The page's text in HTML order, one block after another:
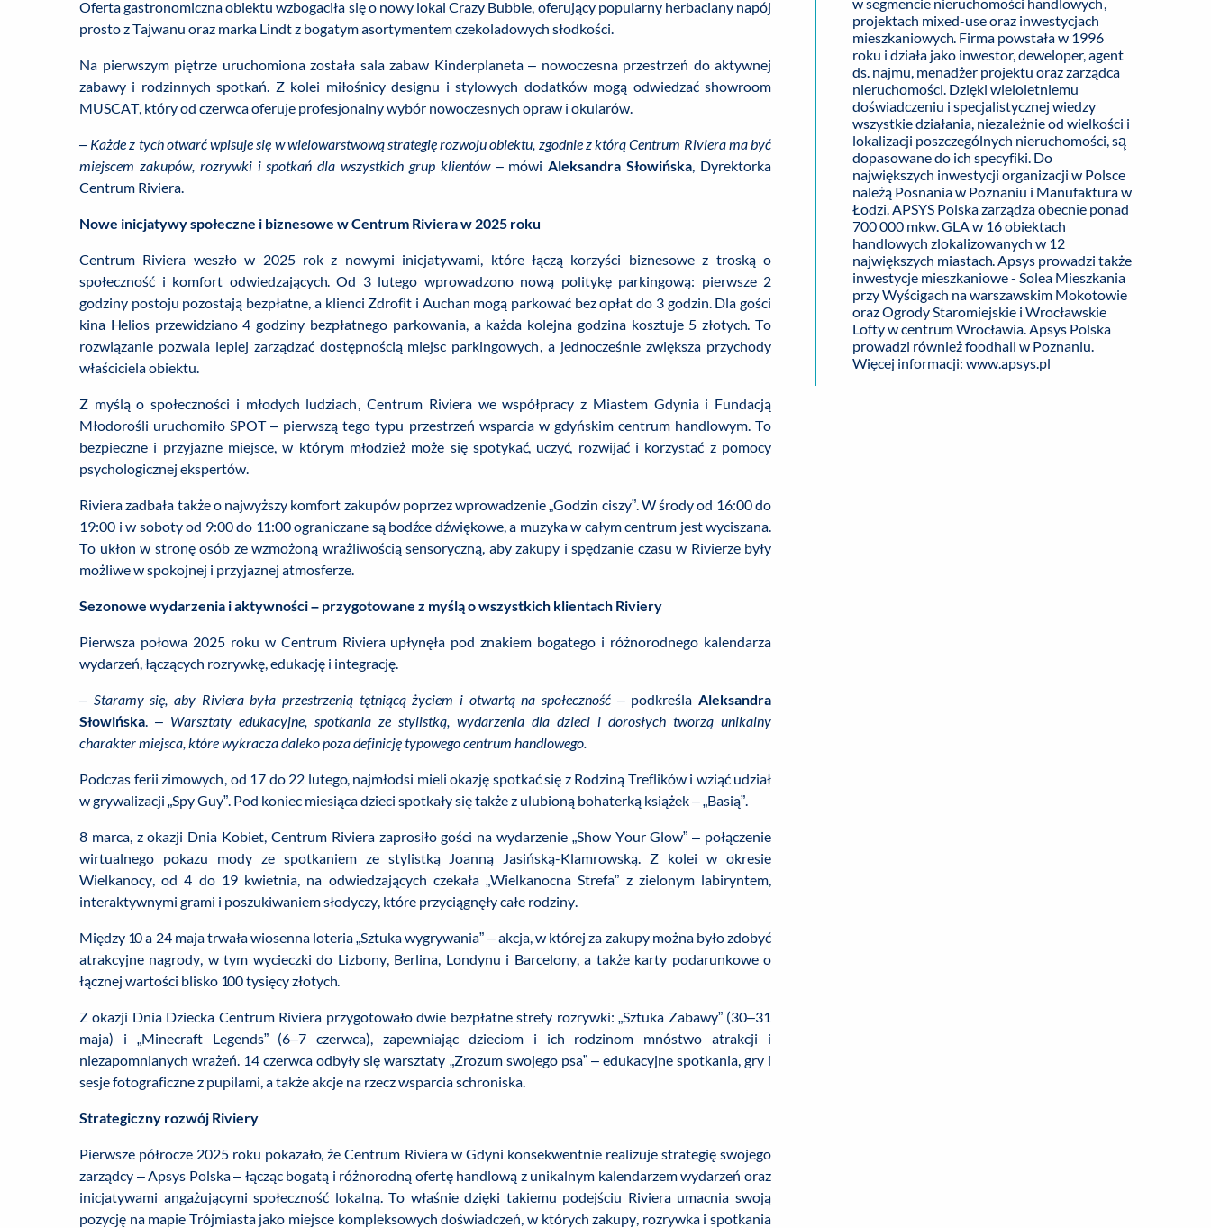
Oferta gastronomiczna obiektu wzbogaciła się o nowy lokal Crazy Bubble, oferujący popularny herbaciany napój
prosto z Tajwanu oraz marka Lindt z bogatym asortymentem czekoladowych słodkości.
Na pierwszym piętrze uruchomiona została sala zabaw Kinderplaneta – nowoczesna przestrzeń do aktywnej
zabawy i rodzinnych spotkań. Z kolei miłośnicy designu i stylowych dodatków mogą odwiedzać showroom
MUSCAT, który od czerwca oferuje profesjonalny wybór nowoczesnych opraw i okularów.
– Każde z tych otwarć wpisuje się w wielowarstwową strategię rozwoju obiektu, zgodnie z którą Centrum Riviera ma być
miejscem zakupów, rozrywki i spotkań dla wszystkich grup klientów– mówiAleksandra Słowińska, Dyrektorka
Centrum Riviera.
Nowe inicjatywy społeczne i biznesowe w Centrum Riviera w 2025 roku
Centrum Riviera weszło w 2025 rok z nowymi inicjatywami, które łączą korzyści biznesowe z troską o
społeczność i komfort odwiedzających. Od 3 lutego wprowadzono nową politykę parkingową: pierwsze 2
godziny postoju pozostają bezpłatne, a klienci Zdrofit i Auchan mogą parkować bez opłat do 3 godzin. Dla gości
kina Helios przewidziano 4 godziny bezpłatnego parkowania, a każda kolejna godzina kosztuje 5 złotych. To
rozwiązanie pozwala lepiej zarządzać dostępnością miejsc parkingowych, a jednocześnie zwiększa przychody
właściciela obiektu.
Z myślą o społeczności i młodych ludziach, Centrum Riviera we współpracy z Miastem Gdynia i Fundacją
Młodorośli uruchomiło SPOT – pierwszą tego typu przestrzeń wsparcia w gdyńskim centrum handlowym. To
bezpieczne i przyjazne miejsce, w którym młodzież może się spotykać, uczyć, rozwijać i korzystać z pomocy
psychologicznej ekspertów.
Riviera zadbała także o najwyższy komfort zakupów poprzez wprowadzenie „Godzin ciszy”. W środy od 16:00 do
19:00 i w soboty od 9:00 do 11:00 ograniczane są bodźce dźwiękowe, a muzyka w całym centrum jest wyciszana.
To ukłon w stronę osób ze wzmożoną wrażliwością sensoryczną, aby zakupy i spędzanie czasu w Rivierze były
możliwe w spokojnej i przyjaznej atmosferze.
Sezonowe wydarzenia i aktywności – przygotowane z myślą o wszystkich klientach Riviery
Pierwsza połowa 2025 roku w Centrum Riviera upłynęła pod znakiem bogatego i różnorodnego kalendarza
wydarzeń, łączących rozrywkę, edukację i integrację.
– Staramy się, aby Riviera była przestrzenią tętniącą życiem i otwartą na społeczność – podkreślaAleksandra
Słowińska. – Warsztaty edukacyjne, spotkania ze stylistką, wydarzenia dla dzieci i dorosłych tworzą unikalny
charakter miejsca, które wykracza daleko poza definicję typowego centrum handlowego.
Podczas ferii zimowych, od 17 do 22 lutego, najmłodsi mieli okazję spotkać się z Rodziną Treflików i wziąć udział
w grywalizacji „Spy Guy”. Pod koniec miesiąca dzieci spotkały się także z ulubioną bohaterką książek – „Basią”.
8 marca, z okazji Dnia Kobiet, Centrum Riviera zaprosiło gości na wydarzenie „Show Your Glow” – połączenie
wirtualnego pokazu mody ze spotkaniem ze stylistką Joanną Jasińską-Klamrowską. Z kolei w okresie
Wielkanocy, od 4 do 19 kwietnia, na odwiedzających czekała „Wielkanocna Strefa” z zielonym labiryntem,
interaktywnymi grami i poszukiwaniem słodyczy, które przyciągnęły całe rodziny.
Między 10 a 24 maja trwała wiosenna loteria „Sztuka wygrywania” – akcja, w której za zakupy można było zdobyć
atrakcyjne nagrody, w tym wycieczki do Lizbony, Berlina, Londynu i Barcelony, a także karty podarunkowe o
łącznej wartości blisko 100 tysięcy złotych.
Z okazji Dnia Dziecka Centrum Riviera przygotowało dwie bezpłatne strefy rozrywki: „Sztuka Zabawy” (30–31
maja) i „Minecraft Legends” (6–7 czerwca), zapewniając dzieciom i ich rodzinom mnóstwo atrakcji i
niezapomnianych wrażeń. 14 czerwca odbyły się warsztaty „Zrozum swojego psa” – edukacyjne spotkania, gry i
sesje fotograficzne z pupilami, a także akcje na rzecz wsparcia schroniska.
Strategiczny rozwój Riviery
Pierwsze półrocze 2025 roku pokazało, że Centrum Riviera w Gdyni konsekwentnie realizuje strategię swojego
zarządcy – Apsys Polska – łącząc bogatą i różnorodną ofertę handlową z unikalnym kalendarzem wydarzeń oraz
inicjatywami angażującymi społeczność lokalną. To właśnie dzięki takiemu podejściu Riviera umacnia swoją
pozycję na mapie Trójmiasta jako miejsce kompleksowych doświadczeń, w których zakupy, rozrywka i spotkania
projektach mixed-useoraz inwestycjach
mieszkaniowych. Firma powstała w 1996
roku i działa jako inwestor, deweloper, agent
ds. najmu, menadżer projektu oraz zarządca
nieruchomości. Dzięki wieloletniemu
doświadczeniu i specjalistycznej wiedzy
wszystkie działania, niezależnie od wielkości i
lokalizacji poszczególnych nieruchomości, są̨
dopasowane do ich specyfiki. Do
największych inwestycji organizacji w Polsce
należą Posnaniaw Poznaniu i Manufaktura w
Łodzi. APSYS Polska zarządza obecnie ponad
700 000 mkw. GLA w 16 obiektach
handlowych zlokalizowanych w 12
największych miastach.Apsys prowadzi także
inwestycje mieszkaniowe - Solea Mieszkania
przy Wyścigach na warszawskim Mokotowie
oraz Ogrody Staromiejskie i Wrocławskie
Lofty w centrum Wrocławia.Apsys Polska
prowadzi równieżfoodhall w Poznaniu.
Więcej informacji: www.apsys.pl